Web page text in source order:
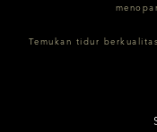
Temukan tidur